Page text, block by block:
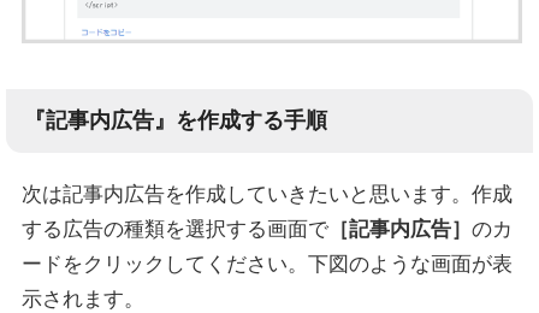
『記事内広告』を作成する手順
次は記事内広告を作成していきたいと思います。作成
する広告の種類を選択する画面で ［記事内広告］ のカ
ードをクリックしてください。下図のような画面が表
示されます。